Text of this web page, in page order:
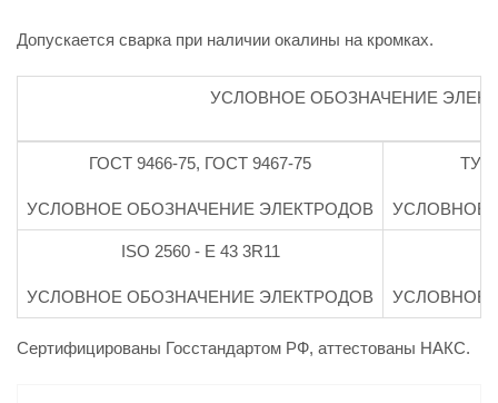
Допускается сварка при наличии окалины на кромках.
УСЛОВНОЕ ОБОЗНАЧЕНИЕ
ГОСТ 9466-75, ГОСТ 9467-75
УСЛОВНОЕ ОБОЗНАЧЕНИЕ ЭЛЕКТРОДОВ
ТУ
УСЛОВНОЕ
ISO 2560 - E 43 3R11
УСЛОВНОЕ ОБОЗНАЧЕНИЕ ЭЛЕКТРОДОВ УСЛОВНОЕ
Сертифицированы Госстандартом РФ, аттестованы НАКС.